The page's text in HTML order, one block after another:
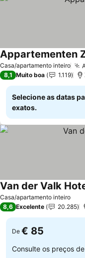
Casa/apartamento inteiro
Appartementen
8,1 Muito boa 1.119
Selecione as datas
exatos.
Casa/apartamento inteiro
Van der Valk
8,6 Excelente 20.285
De € 85
Consulte os preços de